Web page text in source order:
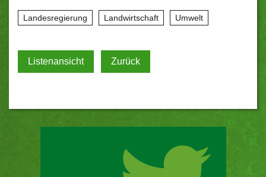
Landesregierung Landwirtschaft Umwelt
Listenansicht Zurück